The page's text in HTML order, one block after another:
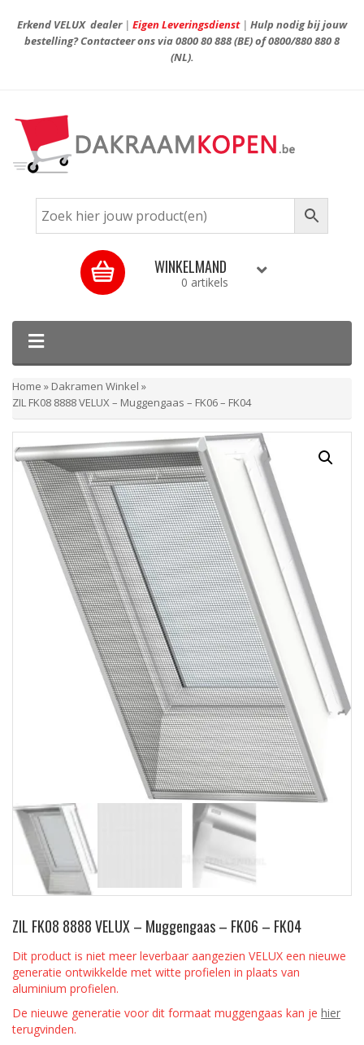
Erkend VELUX dealer| Eigen Leveringsdienst| Hulp nodig bij jouw
bestelling? Contacteer ons via0800 80 888(BE) of0800/880 880 8
(NL).
WINKELMAND
0 artikels
Home » Dakramen Winkel »
ZIL FK08 8888 VELUX – Muggengaas – FK06 – FK04
ZIL FK08 8888 VELUX – Muggengaas – FK06 – FK04
Dit product is niet meer leverbaar aangezien VELUX een nieuwe
generatie ontwikkelde met witte profielen in plaats van
aluminium profielen.
De nieuwe generatie voor dit formaat muggengaas kan je hier
terugvinden.